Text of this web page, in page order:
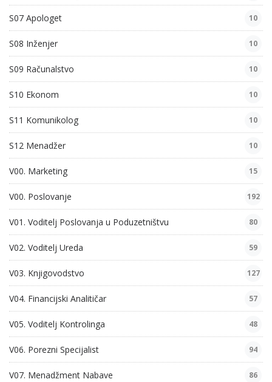
S07 Apologet 10
S08 Inženjer 10
S09 Računalstvo 10
S10 Ekonom 10
S11 Komunikolog 10
S12 Menadžer 10
V00. Marketing 15
V00. Poslovanje 192
V01. Voditelj Poslovanja u Poduzetništvu 80
V02. Voditelj Ureda 59
V03. Knjigovodstvo 127
V04. Financijski Analitičar 57
V05. Voditelj Kontrolinga 48
V06. Porezni Specijalist 94
V07. Menadžment Nabave 86